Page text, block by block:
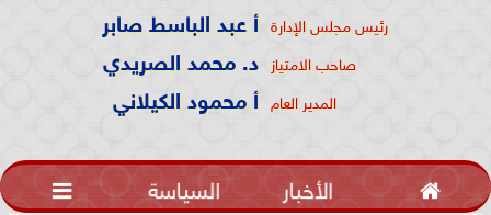
رئيس مجلس الإدارة أ عبد الباسط صابر
صاحب الامتياز د. محمد الصريدي
المدير العام أ محمود الكيلاني
 الأخبار السياسة 